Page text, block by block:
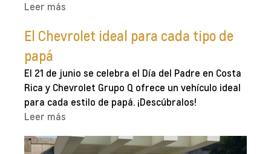
Leer más
El Chevrolet ideal para cada tipo de
papá
El 21 de junio se celebra el Día del Padre en Costa
Rica y Chevrolet Grupo Q ofrece un vehículo ideal
para cada estilo de papá. ¡Descúbralos!
Leer más